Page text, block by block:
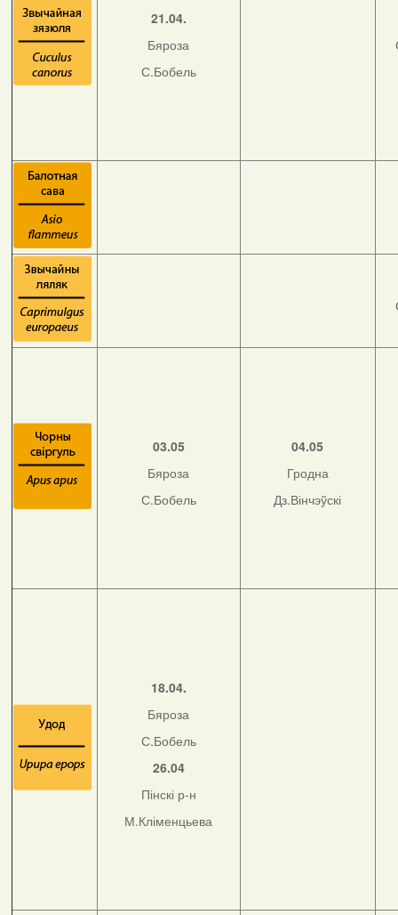
21.04.
Бяроза
С.Бобель
03.05
Бяроза
С.Бобель
04.05
Гродна
Дз.Вінчэўскі
18.04.
Бяроза
С.Бобель
26.04
Пінскі р-н
М.Кліменцьева